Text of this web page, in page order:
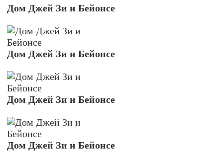
Дом Джей Зи и Бейонсе
Дом Джей Зи и Бейонсе
Дом Джей Зи и Бейонсе
Дом Джей Зи и Бейонсе